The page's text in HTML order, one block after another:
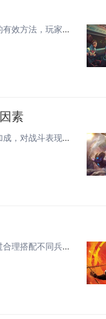
《无尽冬日》战力提升技巧合集主要介绍了快速增强角色战斗力的有效方法，玩家可通过升级英雄、强化装备、提升科技和优化阵容搭配来全面提升实力，优先培养主力英雄，合理分配资源，积极参与联盟活动与日常任务，可获得大量成长材料，利用好竞技场和副本扫荡功...
素
雷电觉醒是提升角色战力的核心机制，显著增强技能威力与属性加成，对战斗表现产生决定性影响，觉醒后角色不仅攻击力大幅提升，还解锁新技能或强化原有技能效果，提高输出效率与生存能力，影响战力提升的关键因素包括觉醒等级、装备品质、技能搭配、元素属性契...
本文全面解析了《小小蚁国》中的阵容搭配与战力提升技巧，通过合理搭配不同兵种与英雄，充分发挥各角色特性，实现攻防平衡，建议前排使用高防御兵种承担伤害，后排配置输出型单位进行远程打击，并搭配辅助类英雄增强团队续航与控制能力，强化装备、升级科技、...